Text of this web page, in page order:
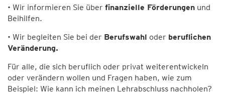
• Wir informieren Sie über finanzielle Förderungen und
Beihilfen.
• Wir begleiten Sie bei der Berufswahl oder beruflichen
Veränderung.
Für alle, die sich beruflich oder privat weiterentwickeln
oder verändern wollen und Fragen haben, wie zum
Beispiel: Wie kann ich meinen Lehrabschluss nachholen?